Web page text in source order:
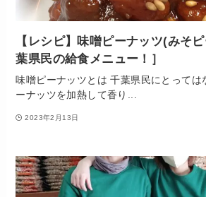
【レシピ】味噌ピーナッツ(みそ
葉県民の給食メニュー！］
味噌ピーナッツとは 千葉県民にとっては
ーナッツを加熱して香り...
2023年2月13日